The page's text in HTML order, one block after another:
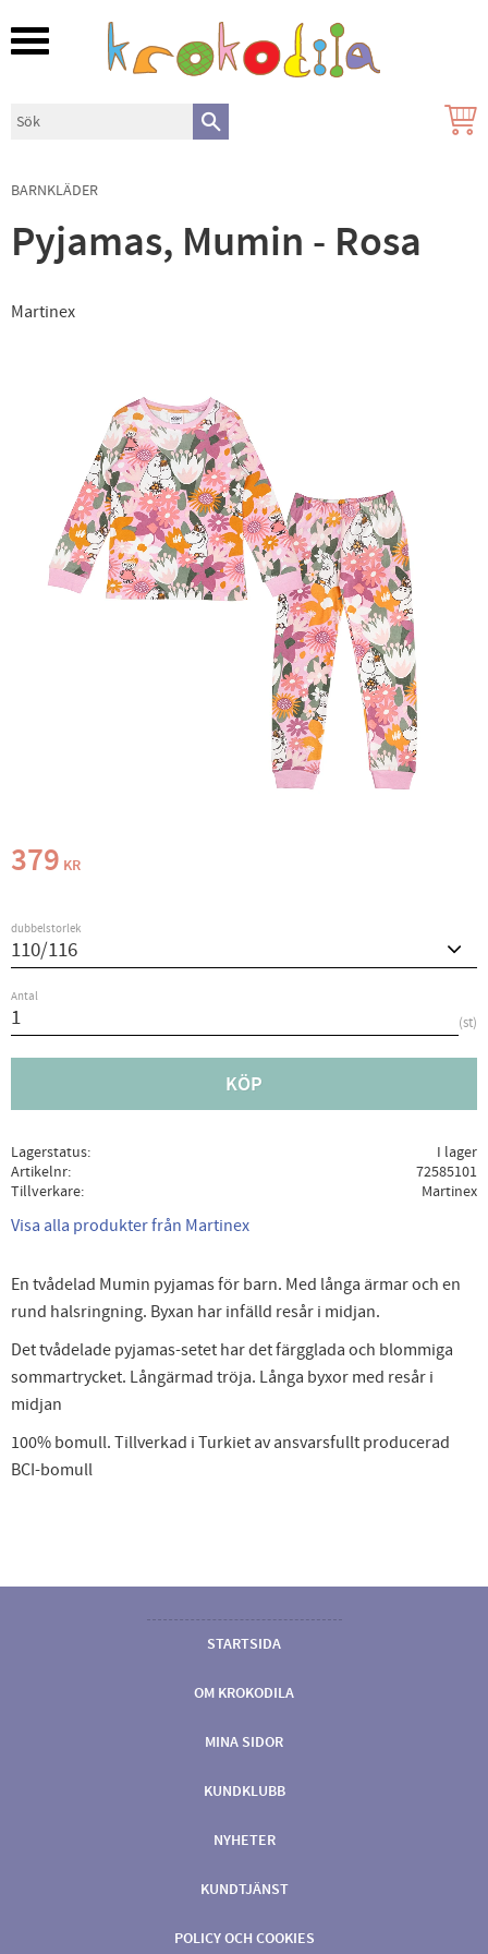
Meny
BARNKLÄDER
Pyjamas, Mumin - Rosa
Martinex
379 KR
dubbelstorlek
Antal
st
KÖP
Lagerstatus
I lager
Artikelnr
72585101
Tillverkare
Martinex
Visa alla produkter från Martinex
En tvådelad Mumin pyjamas för barn. Med långa ärmar och en
rund halsringning. Byxan har infälld resår i midjan.
Det tvådelade pyjamas-setet har det färgglada och blommiga
sommartrycket. Långärmad tröja. Långa byxor med resår i
midjan
100% bomull. Tillverkad i Turkiet av ansvarsfullt producerad
BCI-bomull
STARTSIDA
OM KROKODILA
MINA SIDOR
KUNDKLUBB
NYHETER
KUNDTJÄNST
POLICY OCH COOKIES